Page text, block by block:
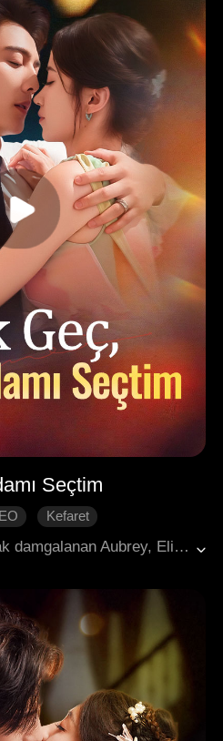
Seçtim
Kefaret
Katil zanlısının kızı olarak damgalanan Aubrey, Eli’nin küçümsemesini çaresiz bir aşkla göğüsledi. Yolu, Eli’nin amcası Miles ile kesişti; önceki hayatından pişmanlık taşıyan bir adam. Geçmişteki bir hatası onun hayatına mal olmuştu. Şimdi elindeki güçle ona sahip çıktı, onu hor görmeden korudu ve güçlenmesini sağladı. Zorluklar içinde Miles’ın gizli bağlılığını fark etti. Eli pişmanlık duymadan önce, Miles iki ömürlük aşkıyla Aubrey’i en derinlerden alıp yükseltti ve saygı duyulan biri hâline getirdi.